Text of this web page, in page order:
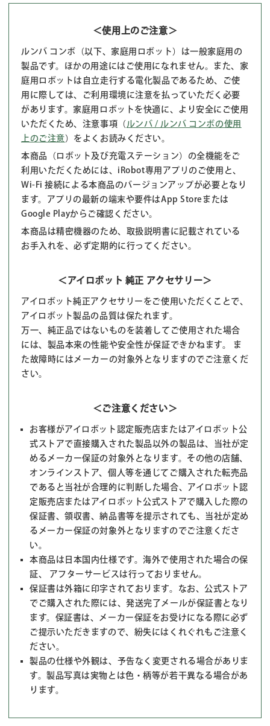
＜使用上のご注意＞
ルンバ コンボ（以下、家庭用ロボット）は一般家庭用の
製品です。ほかの用途にはご使用になれません。また、家
庭用ロボットは自立走行する電化製品であるため、ご使
用に際しては、ご利用環境に注意を払っていただく必要
があります。家庭用ロボットを快適に、より安全にご使用
いただくため、注意事項（ ルンバ / ルンバ コンボの使用
上のご注意）をよくお読みください。
本商品（ロボット及び充電ステーション）の全機能をご
利用いただくためには、iRobot専用アプリのご使用と、
Wi-Fi 接続による本商品のバージョンアップが必要となり
ます。アプリの最新の端末や要件はApp Storeまたは
Google Playからご確認ください。
本商品は精密機器のため、取扱説明書に記載されている
お手入れを、必ず定期的に行ってください。
＜アイロボット 純正 アクセサリー＞
アイロボット純正アクセサリーをご使用いただくことで、
アイロボット製品の品質は保たれます。
万一、純正品ではないものを装着してご使用された場合
には、製品本来の性能や安全性が保証できかねます。 ま
た故障時にはメーカーの対象外となりますのでご注意くだ
さい。
＜ご注意ください＞
お客様がアイロボット認定販売店またはアイロボット公
式ストアで直接購入された製品以外の製品は、当社が定
めるメーカー保証の対象外となります。その他の店舗、
オンラインストア、個人等を通じてご購入された転売品
であると当社が合理的に判断した場合、アイロボット認
定販売店またはアイロボット公式ストアで購入した際の
保証書、領収書、納品書等を提示されても、当社が定め
るメーカー保証の対象外となりますのでご注意くださ
い。
本商品は日本国内仕様です。海外で使用された場合の保
証、 アフターサービスは行っておりません。
保証書は外箱に印字されております。なお、公式ストア
でご購入された際には、発送完了メールが保証書となり
ます。保証書は、メーカー保証をお受けになる際に必ず
ご提示いただきますので、紛失にはくれぐれもご注意く
ださい。
製品の仕様や外観は、予告なく変更される場合がありま
す。製品写真は実物とは色・柄等が若干異なる場合があ
ります。